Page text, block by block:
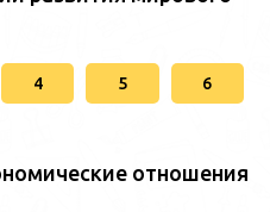
4 5 6
отношения